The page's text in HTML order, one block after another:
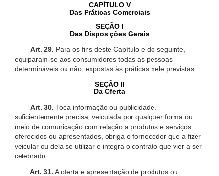
CAPÍTULO V
Das Práticas Comerciais
SEÇÃO I
Das Disposições Gerais
Art. 29. Para os fins deste Capítulo e do seguinte,
equiparam-se aos consumidores todas as pessoas
determináveis ou não, expostas às práticas nele previstas.
SEÇÃO II
Da Oferta
Art. 30. Toda informação ou publicidade,
suficientemente precisa, veiculada por qualquer forma ou
meio de comunicação com relação a produtos e serviços
oferecidos ou apresentados, obriga o fornecedor que a fizer
veicular ou dela se utilizar e integra o contrato que vier a ser
celebrado.
Art. 31. A oferta e apresentação de produtos ou